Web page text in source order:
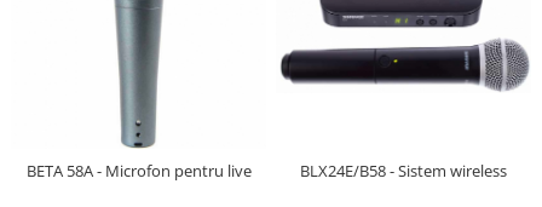
BETA 58A - Microfon pentru live BLX24E/B58 - Sistem wireless